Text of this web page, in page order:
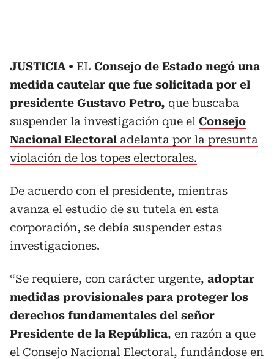
JUSTICIA EL Consejo de Estado negó una
medida cautelar que fue solicitada por el
presidente Gustavo Petro, que buscaba
suspender la investigación que el Consejo
Nacional Electoral adelanta por la presunta
violación de los topes electorales.
De acuerdo con el presidente, mientras
avanza el estudio de su tutela en esta
corporación, se debía suspender estas
investigaciones.
“Se requiere, con carácter urgente, adoptar
medidas provisionales para proteger los
derechos fundamentales del señor
Presidente de la República, en razón a que
el Consejo Nacional Electoral, fundándose en